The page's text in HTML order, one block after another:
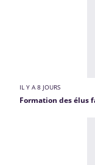
IL Y A 8 JOURS
Formation des élus